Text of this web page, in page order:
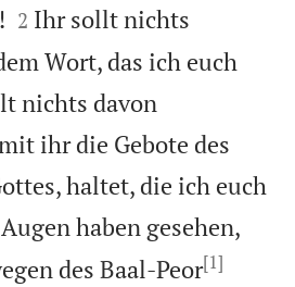


2 Ihr sollt nichts
Wort, das ich euch
nichts davon
ihr die Gebote des
haltet, die ich euch
haben gesehen,
des Baal-Peor[1]